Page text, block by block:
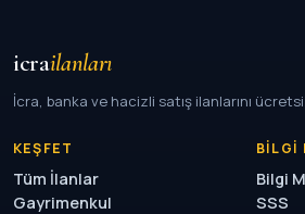
icrailanları
İcra, banka ve hacizli satış ilanlarını
KEŞFET
Tüm İlanlar
Gayrimenkul
BILGI
Bilgi
SSS